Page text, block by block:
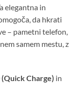
elegantna in
da hkrati
– pametni telefon,
samem mestu, z
(Quick Charge) in